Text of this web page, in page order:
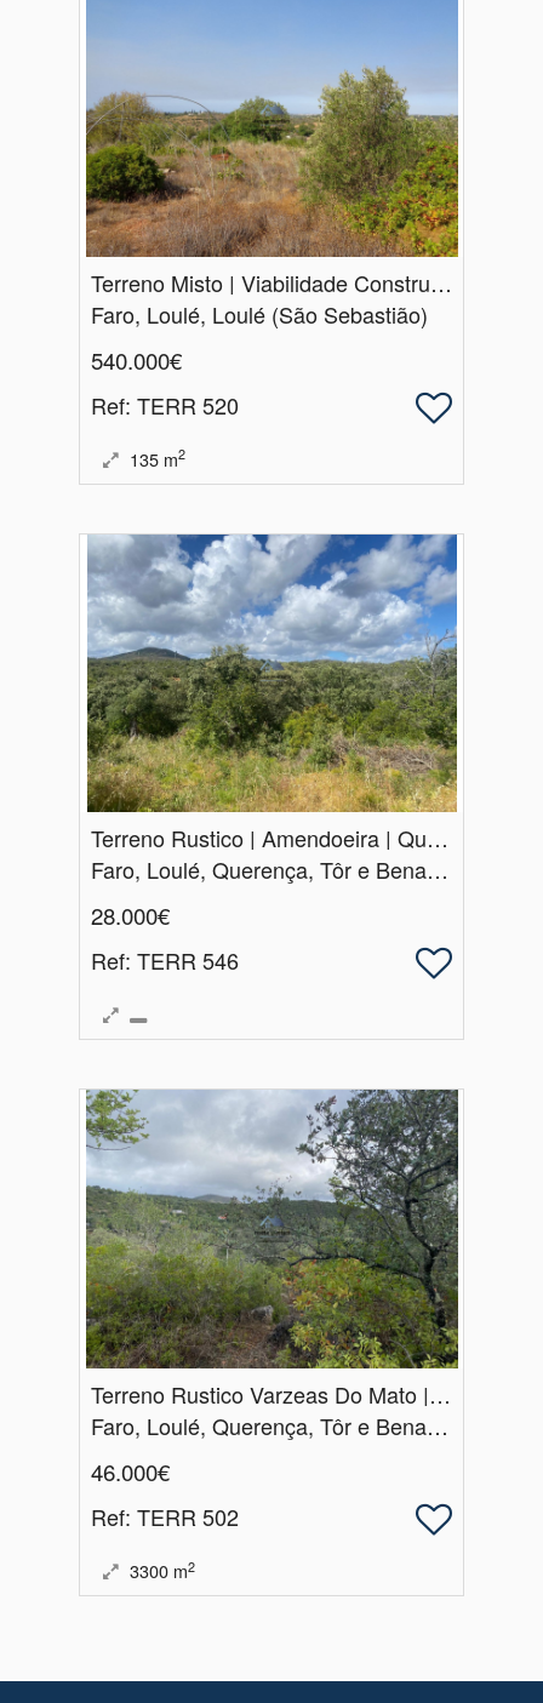
Terreno Misto | Viabilidade Construção | Vale Judeu | Loulé
Faro, Loulé, Loulé (São Sebastião)
540.000€
Ref: TERR 520
135 m2
Terreno Rustico | Amendoeira | Querença | Loulé
Faro, Loulé, Querença, Tôr e Benafim
28.000€
Ref: TERR 546
Terreno Rustico Varzeas Do Mato | Querença
Faro, Loulé, Querença, Tôr e Benafim
46.000€
Ref: TERR 502
3300 m2